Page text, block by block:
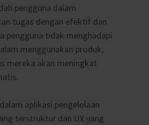
pengguna dalam
tugas dengan efektif dan
pengguna tidak menghadapi
menggunakan produk,
mereka akan meningkat
aplikasi pengelolaan
terstruktur dan UX yang